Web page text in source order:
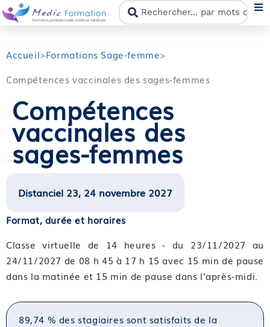
Accueil>Formations Sage-femme>
Compétences vaccinales des sages-femmes
Compétences
vaccinales des
sages-femmes
Distanciel 23, 24 novembre 2027
Format, durée et horaires
Classe virtuelle de 14 heures - du 23/11/2027 au
24/11/2027 de 08 h 45 à 17 h 15 avec 15 min de pause
dans la matinée et 15 min de pause dans l'après-midi.
89,74 % des stagiaires sont satisfaits de la